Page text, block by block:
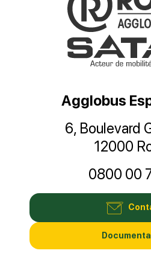
Agglobus
6, Boulevard
12000
0800 00